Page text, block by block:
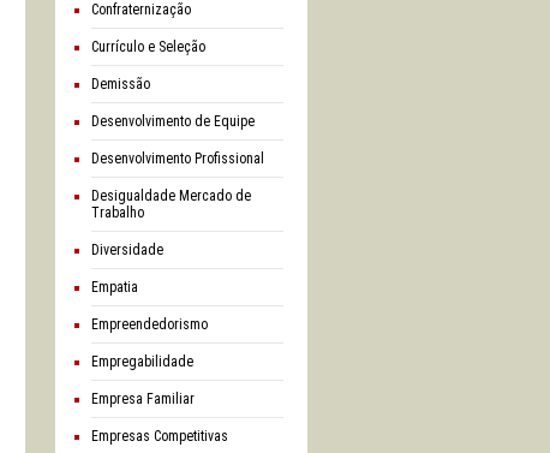
confraternização
Currículo e Seleção
Demissão
Desenvolvimento de Equipe
Desenvolvimento Profissional
Desigualdade Mercado de
Trabalho
Diversidade
Empatia
Empreendedorismo
Empregabilidade
Empresa Familiar
Empresas Competitivas